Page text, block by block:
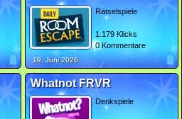
Rätselspiele
1.179 Klicks
0 Kommentare
19. Juni 2026
Whatnot FRVR
Denkspiele